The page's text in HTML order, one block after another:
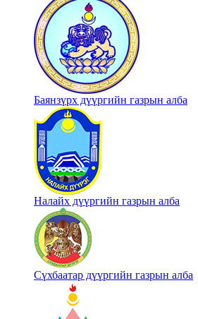
Баянзүрх дүүргийн газрын алба
Налайх дүүргийн газрын алба
Сүхбаатар дүүргийн газрын алба